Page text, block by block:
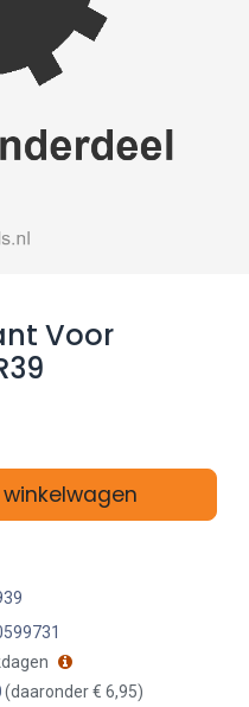
Voor
winkelwagen
(daaronder € 6,95)